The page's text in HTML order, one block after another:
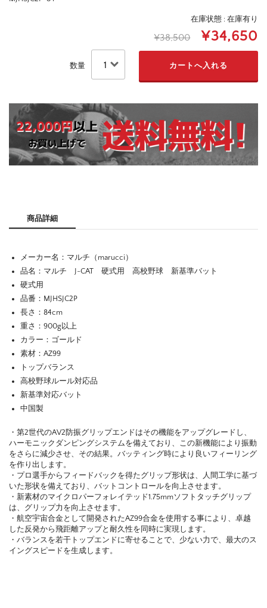
在庫状態 : 在庫有り
¥38,500 ¥34,650
数量
商品詳細
メーカー名：マルチ（marucci）
品名：マルチ J-CAT 硬式用 高校野球 新基準バット
硬式用
品番：MJHSJC2P
長さ：84cm
重さ：900g以上
カラー：ゴールド
素材：AZ99
トップバランス
高校野球ルール対応品
新基準対応バット
中国製
・第2世代のAV2防振グリップエンドはその機能をアップグレードし、
ハーモニックダンピングシステムを備えており、この新機能により振動
をさらに減少させ、その結果。バッティング時により良いフィーリング
を作り出します。
・プロ選手からフィードバックを得たグリップ形状は、人間工学に基づ
いた形状を備えており、バットコントロールを向上させます。
・新素材のマイクロパーフォレイテッド1.75mmソフトタッチグリップ
は、グリップ力を向上させます。
・航空宇宙合金として開発されたAZ99合金を使用する事により、卓越
した反発から飛距離アップと耐久性を同時に実現します。
・バランスを若干トップエンドに寄せることで、少ない力で、最大のス
イングスピードを生成します。